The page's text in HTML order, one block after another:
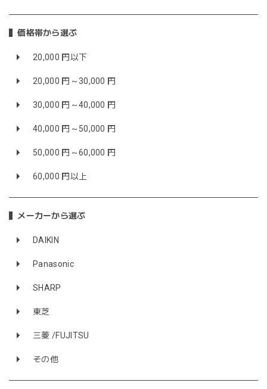
価格帯から選ぶ
20,000 円以下
20,000 円～30,000 円
30,000 円～40,000 円
40,000 円～50,000 円
50,000 円～60,000 円
60,000 円以上
メーカーから選ぶ
DAIKIN
Panasonic
SHARP
東芝
三菱 /FUJITSU
その他